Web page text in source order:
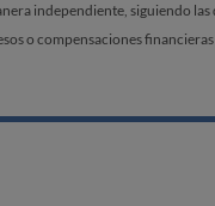
independiente, siguiendo
o compensaciones